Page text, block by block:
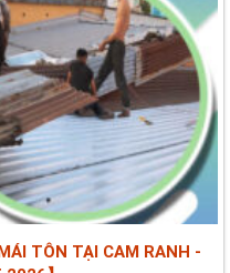
TÔN TẠI CAM RANH -